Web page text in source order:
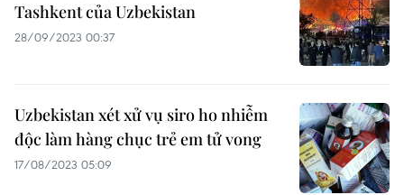
Tashkent của Uzbekistan
28/09/2023 00:37
Uzbekistan xét xử vụ siro ho nhiễm
độc làm hàng chục trẻ em tử vong
17/08/2023 05:09